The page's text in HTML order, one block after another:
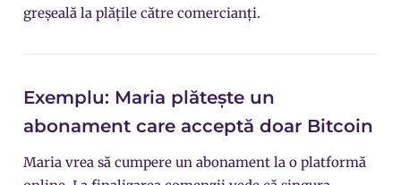
greșeală la plățile către comercianți.
Exemplu: Maria plătește un
abonament care acceptă doar Bitcoin
Maria vrea să cumpere un abonament la o platformă